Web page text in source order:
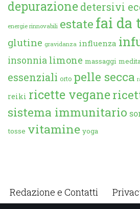
depurazione detersivi
energie rinnovabili estate fai da
glutine gravidanza influenza
insonnia limone massaggi
essenziali orto pelle secca
reiki ricette vegane
sistema immunitario
tosse vitamine yoga
Redazione e Contatti